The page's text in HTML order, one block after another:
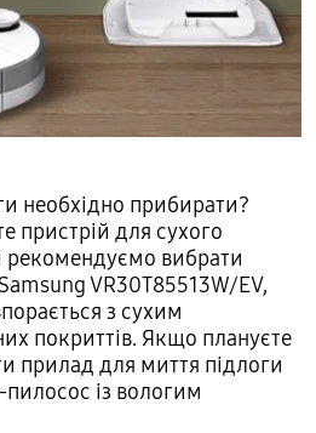
необхідно прибирати?
пристрій для сухого
вибрати
VR30T85513W/EV,
з сухим
покриттів. Якщо плануєте
прилад для миття підлоги
пилосос із вологим